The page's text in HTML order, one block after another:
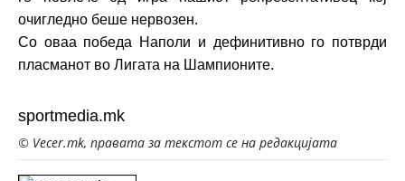
очигледно беше нервозен.
Со оваа победа Наполи и дефинитивно го потврди
пласманот во Лигата на Шампионите.
sportmedia.mk
© Vecer.mk, правата за текстот се на редакцијата